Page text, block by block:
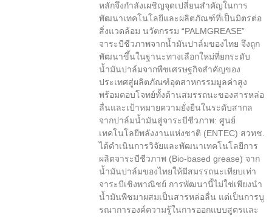
หลักจึงกำลังเผชิญจุดเปลี่ยนสำคัญในการ
พัฒนาเทคโนโลยีและผลิตภัณฑ์ที่เป็นมิตรต่อ
สิ่งแวดล้อม นวัตกรรม “PALMGREASE”
จาระบีชีวภาพจากน้ำมันปาล์มของไทย จึงถูก
พัฒนาขึ้นในฐานะทางเลือกใหม่ที่ยกระดับ
น้ำมันปาล์มจากพืชเศรษฐกิจสำคัญของ
ประเทศสู่ผลิตภัณฑ์อุตสาหกรรมมูลค่าสูง
พร้อมตอบโจทย์ทั้งด้านสมรรถนะของสารหล่อ
ลื่นและเป้าหมายความยั่งยืนในระดับสากล
จากปาล์มน้ำมันสู่จาระบีชีวภาพ: ศูนย์
เทคโนโลยีพลังงานแห่งชาติ (ENTEC) สวทช.
ได้ดำเนินการวิจัยและพัฒนาเทคโนโลยีการ
ผลิตจาระบีชีวภาพ (Bio-based grease) จาก
น้ำมันปาล์มของไทยให้มีสมรรถนะเทียบเท่า
จาระบีเชิงพาณิชย์ การพัฒนานี้ไม่ใช่เพียงนำ
น้ำมันพืชมาผสมเป็นสารหล่อลื่น แต่เป็นการบู
รณาการองค์ความรู้ในการออกแบบสูตรและ